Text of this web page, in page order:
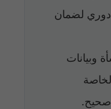
لضمان
وبيانات